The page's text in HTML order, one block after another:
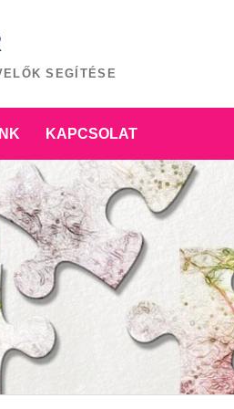
SEGÍTÉSE
KAPCSOLAT